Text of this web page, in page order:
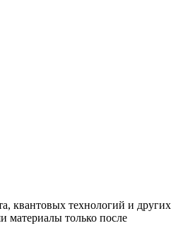
квантовых технологий и других
материалы только после